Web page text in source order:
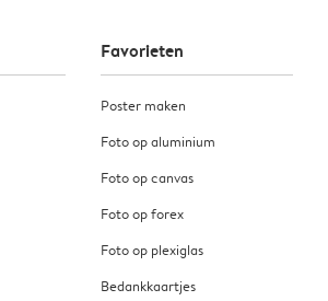
Favorieten
Poster maken
Foto op aluminium
Foto op canvas
Foto op forex
Foto op plexiglas
Bedankkaartjes